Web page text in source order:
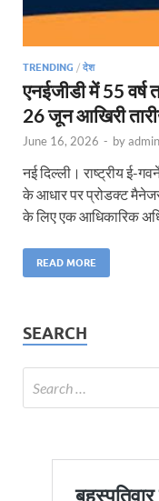
TRENDING / देश
एनईजीडी में 55 वर्ष
26 जून आखिरी
June 16, 2026 - byadmin
नई दिल्ली। राष्ट्रीय ई-
के आधार पर प्रोडक्ट मैनेजर
के लिए एक आधिकारिक
READ MORE
SEARCH